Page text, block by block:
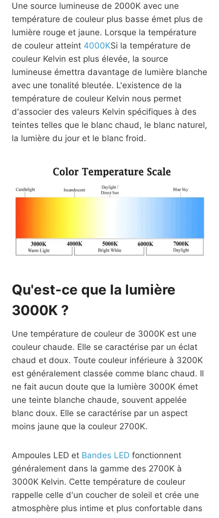
Une source lumineuse de 2000K avec une
température de couleur plus basse émet plus de
lumière rouge et jaune. Lorsque la température
de couleur atteint 4000KSi la température de
couleur Kelvin est plus élevée, la source
lumineuse émettra davantage de lumière blanche
avec une tonalité bleutée. L'existence de la
température de couleur Kelvin nous permet
d'associer des valeurs Kelvin spécifiques à des
teintes telles que le blanc chaud, le blanc naturel,
la lumière du jour et le blanc froid.
Qu'est-ce que la lumière
3000K ?
Une température de couleur de 3000K est une
couleur chaude. Elle se caractérise par un éclat
chaud et doux. Toute couleur inférieure à 3200K
est généralement classée comme blanc chaud. Il
ne fait aucun doute que la lumière 3000K émet
une teinte blanche chaude, souvent appelée
blanc doux. Elle se caractérise par un aspect
moins jaune que la couleur 2700K.
Ampoules LED et Bandes LED fonctionnent
généralement dans la gamme des 2700K à
3000K Kelvin. Cette température de couleur
rappelle celle d'un coucher de soleil et crée une
atmosphère plus intime et plus confortable dans